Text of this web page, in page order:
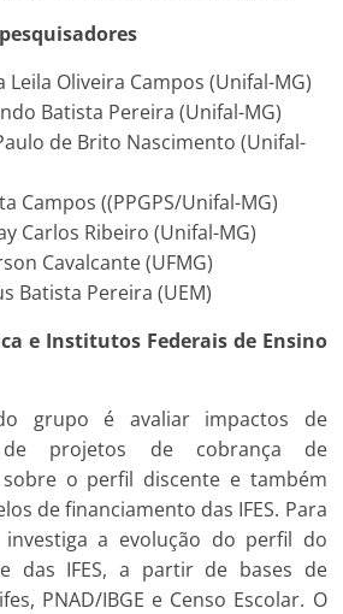
Leila Oliveira Campos (Unifal-MG)
Batista Pereira (Unifal-MG)
de Brito Nascimento (Unifal-
Campos ((PPGPS/Unifal-MG)
Carlos Ribeiro (Unifal-MG)
Cavalcante (UFMG)
Batista Pereira (UEM)
e Institutos Federais de Ensino
grupo é avaliar impactos de
de projetos de cobrança de
sobre o perfil discente e também
de financiamento das IFES. Para
a evolução do perfil do
das IFES, a partir de bases de
PNAD/IBGE e Censo Escolar. O